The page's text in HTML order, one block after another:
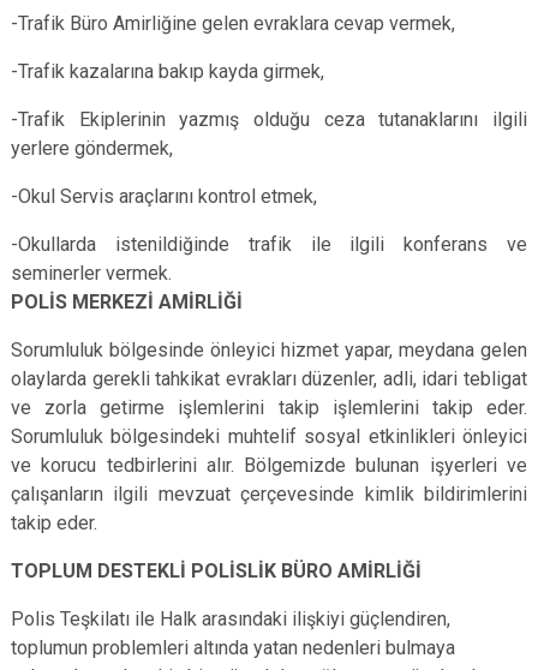
-Trafik Büro Amirliğine gelen evraklara cevap vermek,
-Trafik kazalarına bakıp kayda girmek,
-Trafik Ekiplerinin yazmış olduğu ceza tutanaklarını ilgili
yerlere göndermek,
-Okul Servis araçlarını kontrol etmek,
-Okullarda istenildiğinde trafik ile ilgili konferans ve
seminerler vermek.
POLİS MERKEZİ AMİRLİĞİ
Sorumluluk bölgesinde önleyici hizmet yapar, meydana gelen
olaylarda gerekli tahkikat evrakları düzenler, adli, idari tebligat
ve zorla getirme işlemlerini takip işlemlerini takip eder.
Sorumluluk bölgesindeki muhtelif sosyal etkinlikleri önleyici
ve korucu tedbirlerini alır. Bölgemizde bulunan işyerleri ve
çalışanların ilgili mevzuat çerçevesinde kimlik bildirimlerini
takip eder.
TOPLUM DESTEKLİ POLİSLİK BÜRO AMİRLİĞİ
Polis Teşkilatı ile Halk arasındaki ilişkiyi güçlendiren,
toplumun problemleri altında yatan nedenleri bulmaya